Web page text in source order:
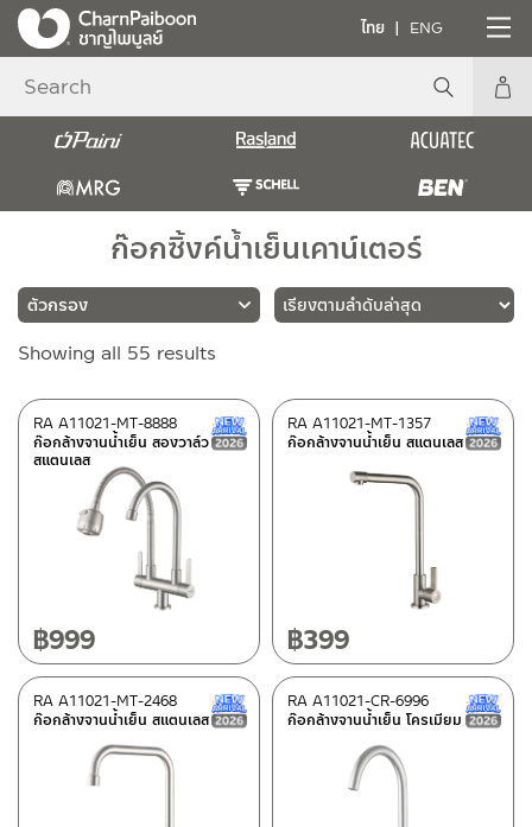
ไทย ENG
ก๊อกซิ้งค์น้ำเย็นเคาน์เตอร์
แบรนด์
PAINI(2)
RASLAND
(46)
BEN(7)
สแตนเลส เกรด 304
ซิ้งค์(5)
สแตนเลส(31)
ทองเหลือง
Showing all 55 results
latest
ก๊อกล้างจานน้ำเย็น สองวาล์ว
สแตนเลส
RA A11021-MT-8888 New Arrival สินค้าใหม่ ปี 2026
฿999
ก๊อกล้างจานน้ำเย็น สแตนเลส
RA A11021-MT-1357
฿399
ก๊อกล้างจานน้ำเย็น สแตนเลส
RA A11021-MT-2468 New Arrival สินค้าใหม่ ปี 2026
ก๊อกล้างจานน้ำเย็น โครเมียม
RA A11021-CR-6996